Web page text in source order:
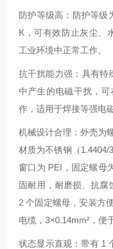
防护等级高：防护等级
K，可有效防止灰尘、
工业环境中正常工作。
抗干扰能力强：具有特
中产生的电磁干扰，
作，适用于焊接等强电
机械设计合理：外壳为
材质为不锈钢（1.4404/
窗口为 PEI，固定螺母
固耐用，耐磨损、抗腐
2 个固定螺母，安装方
电缆，3×0.14mm²，便
状态显示直观：带有 1